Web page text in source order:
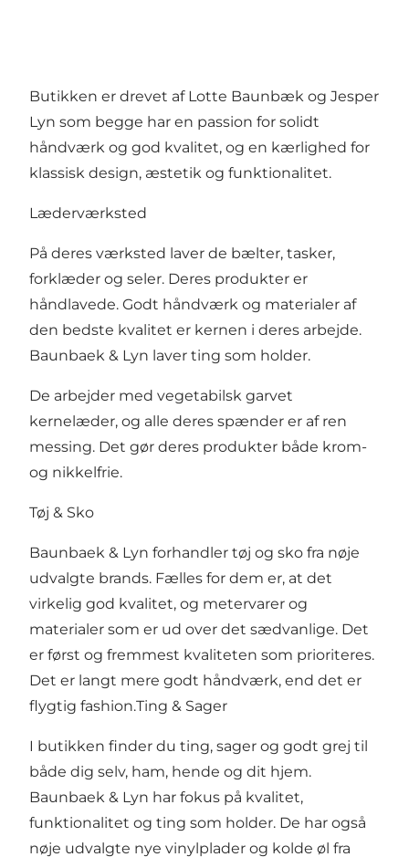
Butikken er drevet af Lotte Baunbæk og Jesper
Lyn som begge har en passion for solidt
håndværk og god kvalitet, og en kærlighed for
klassisk design, æstetik og funktionalitet.
Læderværksted
På deres værksted laver de bælter, tasker,
forklæder og seler. Deres produkter er
håndlavede. Godt håndværk og materialer af
den bedste kvalitet er kernen i deres arbejde.
Baunbaek & Lyn laver ting som holder.
De arbejder med vegetabilsk garvet
kernelæder, og alle deres spænder er af ren
messing. Det gør deres produkter både krom-
og nikkelfrie.
Tøj & Sko
Baunbaek & Lyn forhandler tøj og sko fra nøje
udvalgte brands. Fælles for dem er, at det
virkelig god kvalitet, og metervarer og
materialer som er ud over det sædvanlige. Det
er først og fremmest kvaliteten som prioriteres.
Det er langt mere godt håndværk, end det er
flygtig fashion.Ting & Sager
I butikken finder du ting, sager og godt grej til
både dig selv, ham, hende og dit hjem.
Baunbaek & Lyn har fokus på kvalitet,
funktionalitet og ting som holder. De har også
nøje udvalgte nye vinylplader og kolde øl fra